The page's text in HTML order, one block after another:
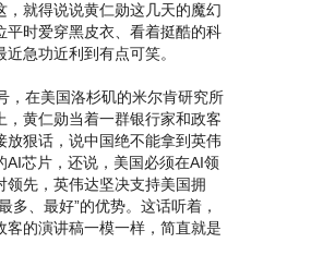
就得说说黄仁勋这几天的魔幻
平时爱穿黑皮衣、看着挺酷的科
近急功近利到有点可笑。
在美国洛杉矶的米尔肯研究所
，黄仁勋当着一群银行家和政客
放狠话，说中国绝不能拿到英伟
AI芯片，还说，美国必须在AI领
领先，英伟达坚决支持美国拥
多、最好”的优势。这话听着，
客的演讲稿一模一样，简直就是